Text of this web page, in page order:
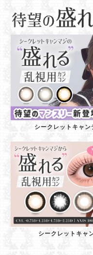
シークレットキャ
シークレットキャ